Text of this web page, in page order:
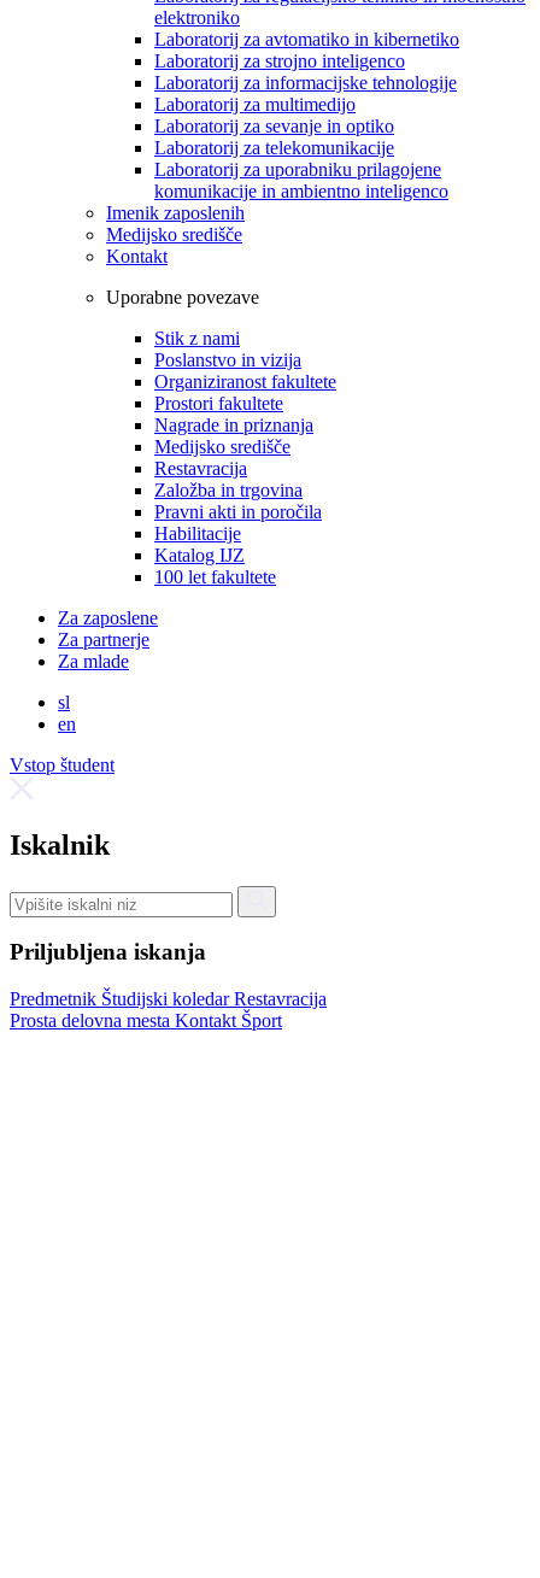
elektroniko
Laboratorij za avtomatiko in kibernetiko
Laboratorij za strojno inteligenco
Laboratorij za informacijske tehnologije
Laboratorij za multimedijo
Laboratorij za sevanje in optiko
Laboratorij za telekomunikacije
Laboratorij za uporabniku prilagojene
komunikacije in ambientno inteligenco
Imenik zaposlenih
Medijsko središče
Kontakt
Uporabne povezave
Stik z nami
Poslanstvo in vizija
Organiziranost fakultete
Prostori fakultete
Nagrade in priznanja
Medijsko središče
Restavracija
Založba in trgovina
Pravni akti in poročila
Habilitacije
Katalog IJZ
100 let fakultete
Za zaposlene
Za partnerje
Za mlade
sl
en
Vstop študent
Iskalnik
Priljubljena iskanja
Predmetnik Študijski koledarRestavracija
Prosta delovna mesta Kontakt Šport